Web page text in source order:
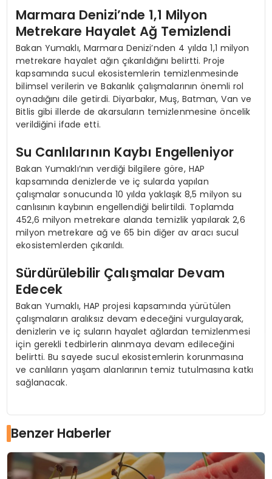
Marmara Denizi’nde 1,1 Milyon
Metrekare Hayalet Ağ Temizlendi
Bakan Yumaklı, Marmara Denizi’nden 4 yılda 1,1 milyon
metrekare hayalet ağın çıkarıldığını belirtti. Proje
kapsamında sucul ekosistemlerin temizlenmesinde
bilimsel verilerin ve Bakanlık çalışmalarının önemli rol
oynadığını dile getirdi. Diyarbakır, Muş, Batman, Van ve
Bitlis gibi illerde de akarsuların temizlenmesine öncelik
verildiğini ifade etti.
Su Canlılarının Kaybı Engelleniyor
Bakan Yumaklı’nın verdiği bilgilere göre, HAP
kapsamında denizlerde ve iç sularda yapılan
çalışmalar sonucunda 10 yılda yaklaşık 8,5 milyon su
canlısının kaybının engellendiği belirtildi. Toplamda
452,6 milyon metrekare alanda temizlik yapılarak 2,6
milyon metrekare ağ ve 65 bin diğer av aracı sucul
ekosistemlerden çıkarıldı.
Sürdürülebilir Çalışmalar Devam
Edecek
Bakan Yumaklı, HAP projesi kapsamında yürütülen
çalışmaların aralıksız devam edeceğini vurgulayarak,
denizlerin ve iç suların hayalet ağlardan temizlenmesi
için gerekli tedbirlerin alınmaya devam edileceğini
belirtti. Bu sayede sucul ekosistemlerin korunmasına
ve canlıların yaşam alanlarının temiz tutulmasına katkı
sağlanacak.
Benzer Haberler